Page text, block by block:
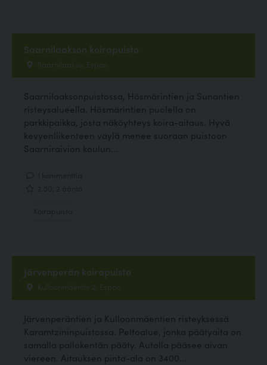
Saarnilaakson koirapuisto
Saarnilaakso, Espoo
Saarnilaaksonpuistossa, Hösmärintien ja Sunantien
risteysalueella. Hösmärintien puolella on
parkkipaikka, josta näköyhteys koira-aitaus. Hyvä
kevyenliikenteen väylä menee suoraan puistoon
Saarniraivion koulun...
Järvenperän koirapuisto
Kulloonmäentie 2, Espoo
Järvenperäntien ja Kulloonmäentien risteyksessä
Karamtzininpuistossa. Peltoalue, jonka päätyaita on
samalla pallokentän pääty. Autolla pääsee aivan
viereen. Aitauksen pinta-ala on 3400...